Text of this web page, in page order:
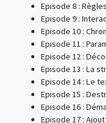
Episode 8 :
Episode 9 :
Episode 10 :
Episode 11 :
Episode 12 :
Episode 13 : La
Episode 14 : Le
Episode 15 :
Episode 16 :
Episode 17 :